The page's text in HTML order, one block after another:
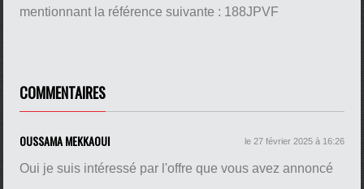
mentionnant la référence suivante : 188JPVF
COMMENTAIRES
OUSSAMA MEKKAOUI le 27 février 2025 à 16:26
Oui je suis intéressé par l'offre que vous avez annoncé